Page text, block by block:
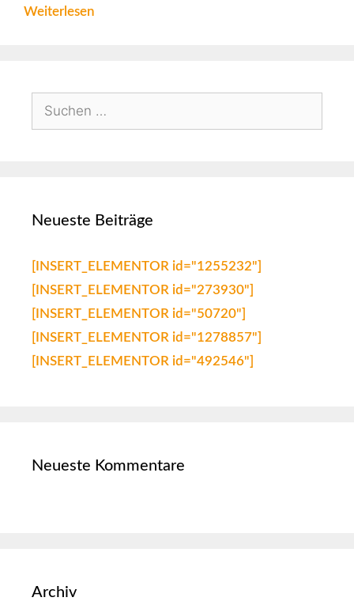
Weiterlesen
Neueste Beiträge
[INSERT_ELEMENTOR id="1255232"]
[INSERT_ELEMENTOR id="273930"]
[INSERT_ELEMENTOR id="50720"]
[INSERT_ELEMENTOR id="1278857"]
[INSERT_ELEMENTOR id="492546"]
Neueste Kommentare
Archiv